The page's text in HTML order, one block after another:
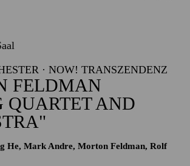
· NOW! TRANSZENDENZ
FELDMAN
QUARTET AND
He, Mark Andre, Morton Feldman, Rolf